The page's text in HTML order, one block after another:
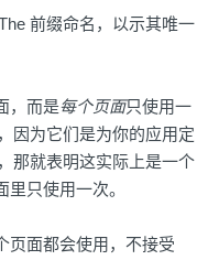
前缀命名，以示其唯一
，而是每个页面只使用一
因为它们是为你的应用定
那就表明这实际上是一个
里只使用一次。
页面都会使用，不接受